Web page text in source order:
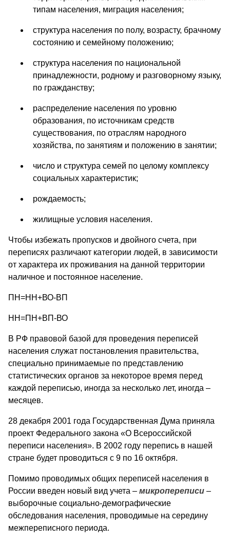
типам населения, миграция населения;
структура населения по полу, возрасту, брачному
состоянию и семейному положению;
структура населения по национальной
принадлежности, родному и разговорному языку,
по гражданству;
распределение населения по уровню
образования, по источникам средств
существования, по отраслям народного
хозяйства, по занятиям и положению в занятии;
число и структура семей по целому комплексу
социальных характеристик;
рождаемость;
жилищные условия населения.
Чтобы избежать пропусков и двойного счета, при
переписях различают категории людей, в зависимости
от характера их проживания на данной территории
наличное и постоянное население.
ПН=НН+ВО-ВП
НН=ПН+ВП-ВО
В РФ правовой базой для проведения переписей
населения служат постановления правительства,
специально принимаемые по представлению
статистических органов за некоторое время перед
каждой переписью, иногда за несколько лет, иногда –
месяцев.
28 декабря 2001 года Государственная Дума приняла
проект Федерального закона «О Всероссийской
переписи населения». В 2002 году перепись в нашей
стране будет проводиться с 9 по 16 октября.
Помимо проводимых общих переписей населения в
России введен новый вид учета – микропереписи –
выборочные социально-демографические
обследования населения, проводимые на середину
межпереписного периода.